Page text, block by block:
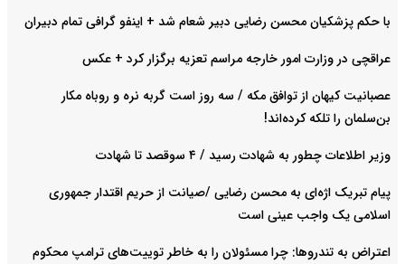
با حکم پزشکیان محسن رضایی دبیر شعام شد + اینفو گرافی تمام دبیران
عراقچی در وزارت امور خارجه مراسم تعزیه برگزار کرد + عکس
عصبانیت کیهان از توافق مکه / سه روز است گربه نره و روباه مکار
بن‌سلمان را تلکه کرده‌اند!
وزیر اطلاعات چطور به شهادت رسید / ۴ سوقصد تا شهادت
پیام تبریک اژه‌ای به محسن رضایی /صیانت از حریم اقتدار جمهوری
اسلامی یک واجب عینی است
اعتراض به تندروها: چرا مسئولان را به خاطر توییت‌های ترامپ محکوم